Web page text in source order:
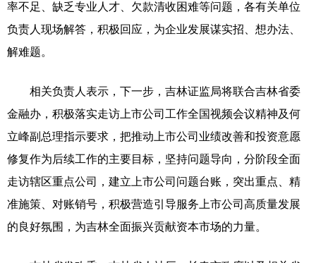
率不足、缺乏专业人才、欠款清收困难等问题，各有关单位
负责人现场解答，积极回应，为企业发展谋实招、想办法、
解难题。
相关负责人表示，下一步，吉林证监局将联合吉林省委
金融办，积极落实走访上市公司工作全国视频会议精神及何
立峰副总理指示要求，把推动上市公司业绩改善和投资意愿
修复作为后续工作的主要目标，坚持问题导向，分阶段全面
走访辖区重点公司，建立上市公司问题台账，突出重点、精
准施策、对账销号，积极营造引导服务上市公司高质量发展
的良好氛围，为吉林全面振兴贡献资本市场的力量。